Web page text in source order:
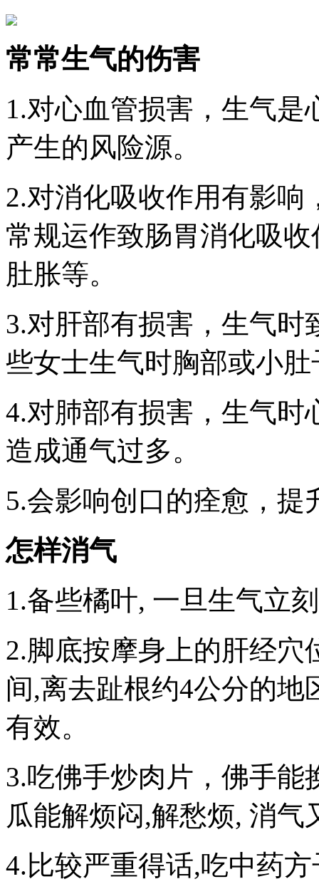
常常生气的伤害
1.对心血管损害，生气
产生的风险源。
2.对消化吸收作用有影
常规运作致肠胃消化吸
肚胀等。
3.对肝部有损害，生气
些女士生气时胸部或小
4.对肺部有损害，生气时
造成通气过多。
5.会影响创口的痊愈，
怎样消气
1.备些橘叶, 一旦生气立
2.脚底按摩身上的肝经
间,离去趾根约4公分的
有效。
3.吃佛手炒肉片，佛手能
瓜能解烦闷,解愁烦, 消气
4.比较严重得话,吃中药